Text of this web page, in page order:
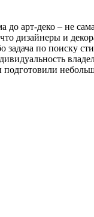
арт-деко – не
дизайнеры и
по поиску